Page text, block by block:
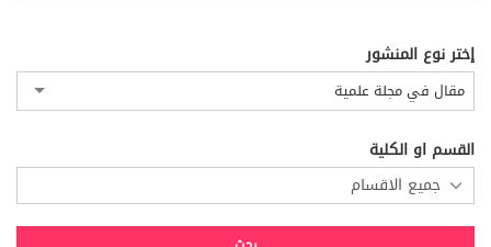
إختر نوع المنشور
مقال في مجلة علمية
القسم او الكلية